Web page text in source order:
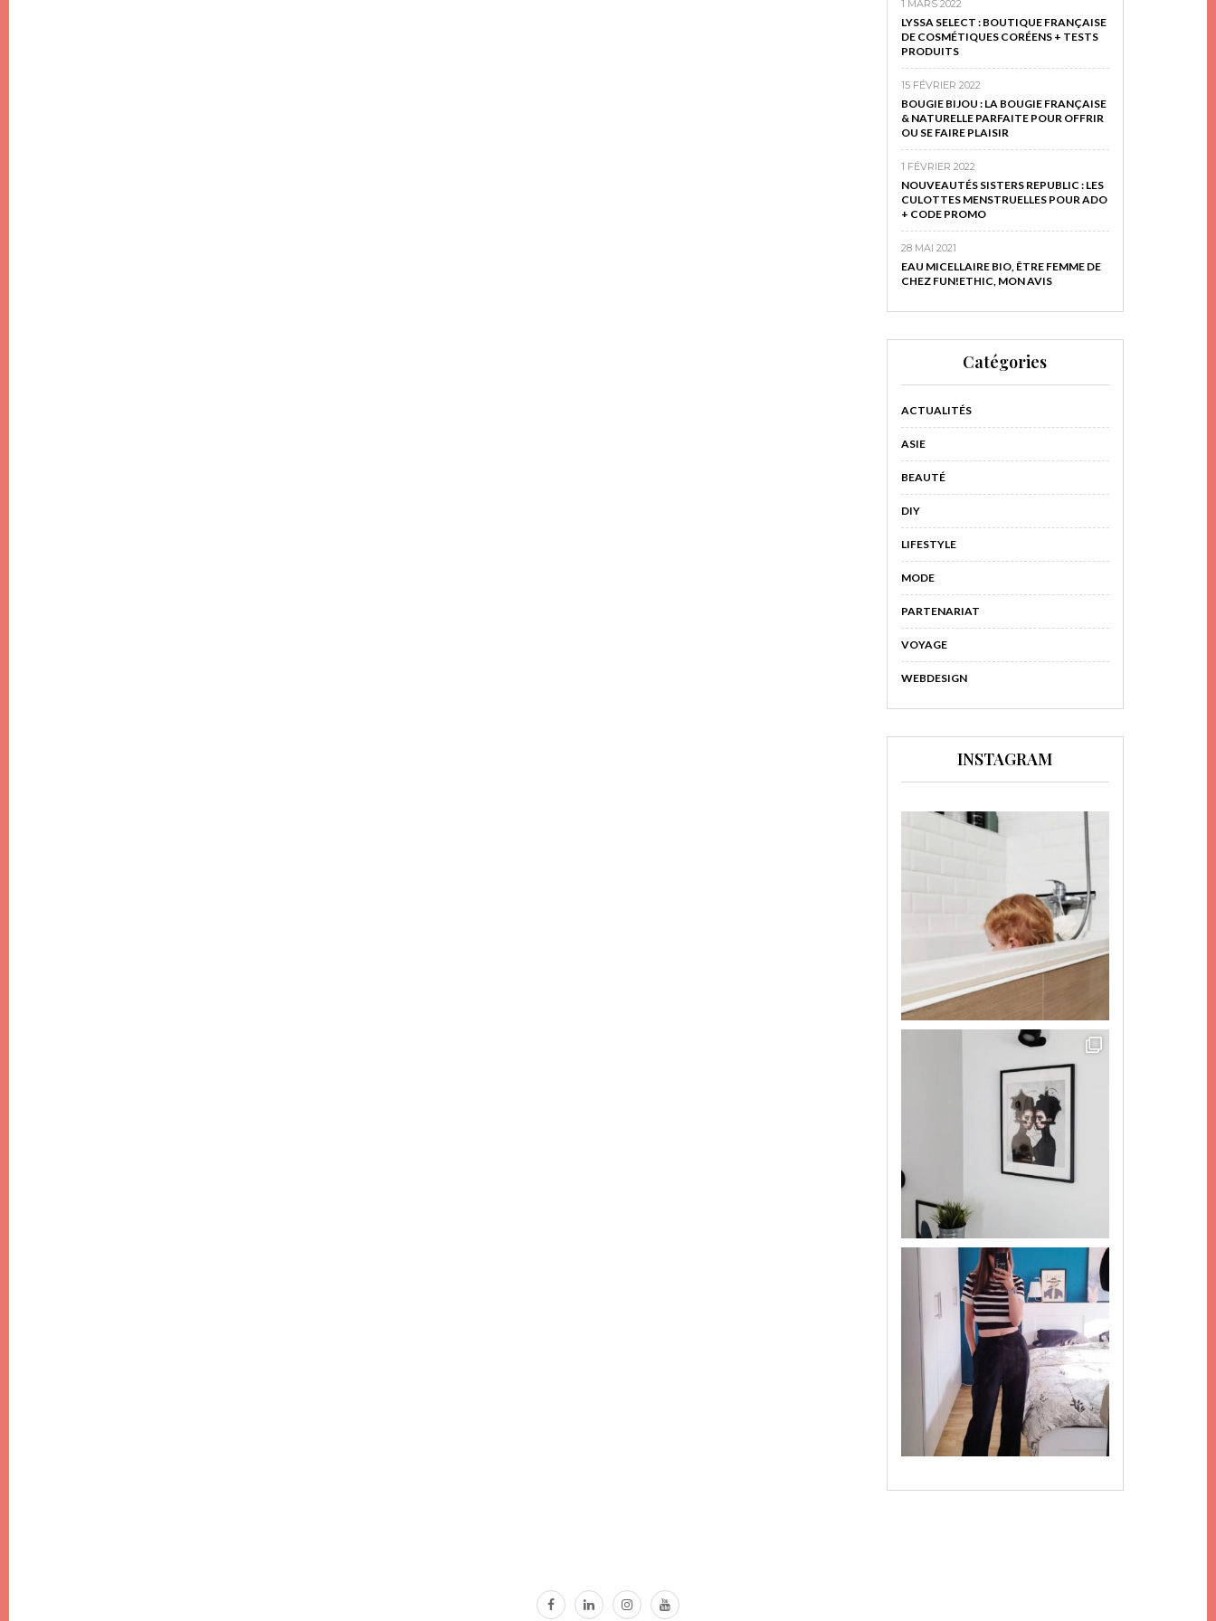
1 MARS 2022
LYSSA SELECT : BOUTIQUE FRANÇAISE
DE COSMÉTIQUES CORÉENS + TESTS
PRODUITS
15 FÉVRIER 2022
BOUGIE BIJOU : LA BOUGIE FRANÇAISE
& NATURELLE PARFAITE POUR OFFRIR
OU SE FAIRE PLAISIR
1 FÉVRIER 2022
NOUVEAUTÉS SISTERS REPUBLIC : LES
CULOTTES MENSTRUELLES POUR ADO
+ CODE PROMO
28 MAI 2021
EAU MICELLAIRE BIO, ÊTRE FEMME DE
CHEZ FUN!ETHIC, MON AVIS
Catégories
ACTUALITÉS
ASIE
BEAUTÉ
DIY
LIFESTYLE
MODE
PARTENARIAT
VOYAGE
WEBDESIGN
INSTAGRAM